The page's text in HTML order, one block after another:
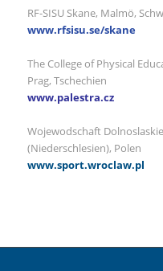
RF-SISU Skane, Malmö,
www.rfsisu.se/skane
The College of Physical
Prag, Tschechien
www.palestra.cz
Wojewodschaft
(Niederschlesien), Polen
www.sport.wroclaw.pl